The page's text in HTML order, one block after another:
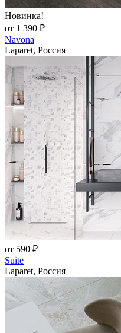
Новинка!
от 1 390 ₽
Navona
Laparet, Россия
от 590 ₽
Suite
Laparet, Россия